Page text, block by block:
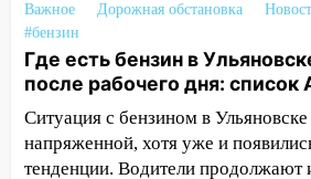
11:30
Кабмин РФ разрешил
2027 года импорт, выпуск
бензина Евро 2, Евро 3,
11:12 Соцсети: на
врезался в забор
Важное Дорожная обстановка
#бензин
Где есть бензин в
после рабочего дня: список
Ситуация с бензином в Ульяновске
напряженной, хотя уже и
тенденции. Водители продолжают